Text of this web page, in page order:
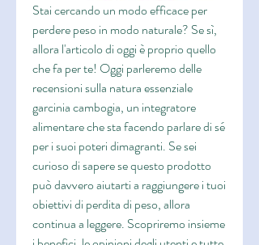
Stai cercando un modo efficace per
perdere peso in modo naturale? Se sì,
allora l'articolo di oggi è proprio quello
che fa per te! Oggi parleremo delle
recensioni sulla natura essenziale
garcinia cambogia, un integratore
alimentare che sta facendo parlare di sé
per i suoi poteri dimagranti. Se sei
curioso di sapere se questo prodotto
può davvero aiutarti a raggiungere i tuoi
obiettivi di perdita di peso, allora
continua a leggere. Scopriremo insieme